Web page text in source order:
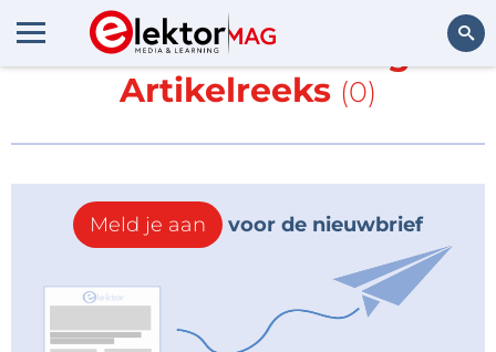
Meer overFM ontvanger -
Artikelreeks (0)
Meld je aan voor de nieuwbrief